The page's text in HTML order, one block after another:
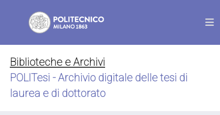
Biblioteche e Archivi
POLITesi - Archivio digitale delle tesi di
laurea e di dottorato